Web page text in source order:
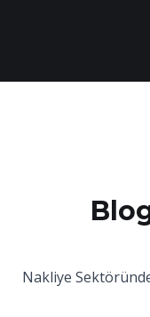
Nakliye